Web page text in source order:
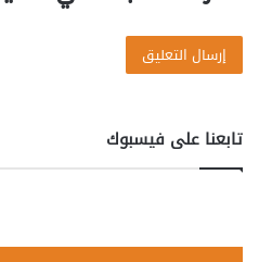
تابعنا على فيسبوك